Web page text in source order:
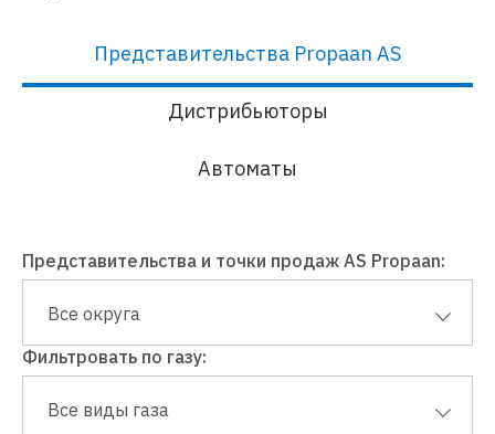
Представительства Propaan AS
Дистрибьюторы
Автоматы
Представительства и точки продаж AS Propaan:
Все округа
Фильтровать по газу:
Все виды газа